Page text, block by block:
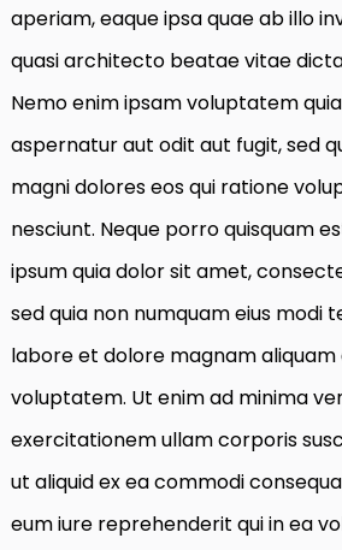
aperiam, eaque ipsa quae ab illo
quasi architecto beatae vitae
Nemo enim ipsam voluptatem
aspernatur aut odit aut fugit, sed
magni dolores eos qui ratione
nesciunt. Neque porro quisquam
ipsum quia dolor sit amet,
sed quia non numquam eius modi
labore et dolore magnam
voluptatem. Ut enim ad minima
exercitationem ullam corporis
ut aliquid ex ea commodi
eum iure reprehenderit qui in ea